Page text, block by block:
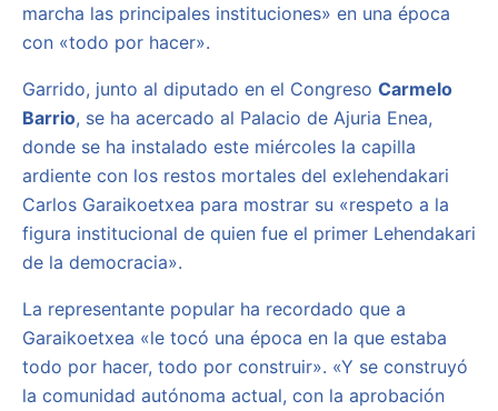
marcha las principales instituciones» en una época
con «todo por hacer».
Garrido, junto al diputado en el Congreso Carmelo
Barrio, se ha acercado al Palacio de Ajuria Enea,
donde se ha instalado este miércoles la capilla
ardiente con los restos mortales del exlehendakari
Carlos Garaikoetxea para mostrar su «respeto a la
figura institucional de quien fue el primer Lehendakari
de la democracia».
La representante popular ha recordado que a
Garaikoetxea «le tocó una época en la que estaba
todo por hacer, todo por construir». «Y se construyó
la comunidad autónoma actual, con la aprobación